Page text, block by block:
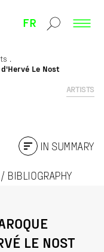
FR
ARTISTS
Le Nost
BIBLIOGRAPHY
IN SUMMARY
LE NOST